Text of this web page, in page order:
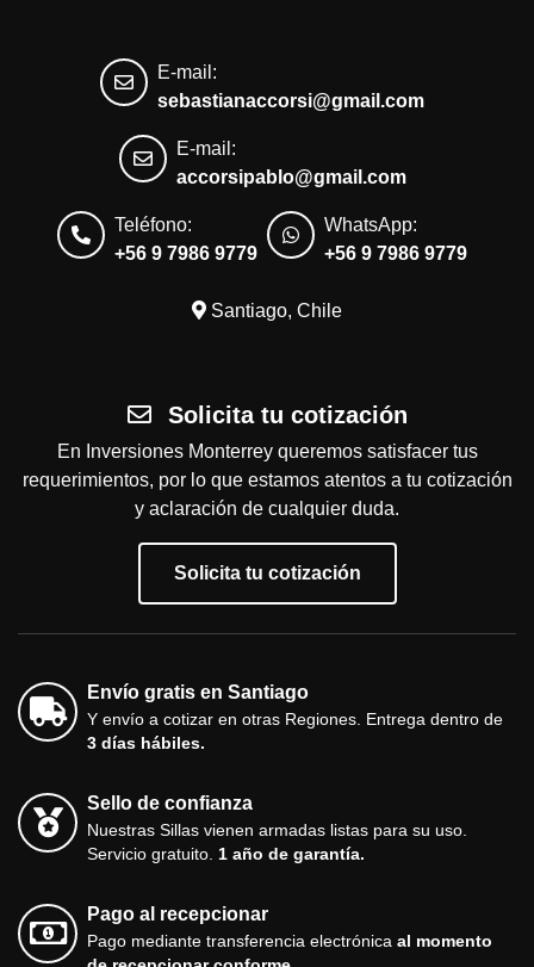
E-mail:
sebastianaccorsi@gmail.com
E-mail:
accorsipablo@gmail.com
Teléfono:
+56 9 7986 9779
WhatsApp:
+56 9 7986 9779
Santiago, Chile
Solicita tu cotización
En Inversiones Monterrey queremos satisfacer tus
requerimientos, por lo que estamos atentos a tu cotización
y aclaración de cualquier duda.
Solicita tu cotización
Envío gratis en Santiago
Y envío a cotizar en otras Regiones. Entrega dentro de
3 días hábiles.
Sello de confianza
Nuestras Sillas vienen armadas listas para su uso.
Servicio gratuito. 1 año de garantía.
Pago al recepcionar
Pago mediante transferencia electrónica al momento